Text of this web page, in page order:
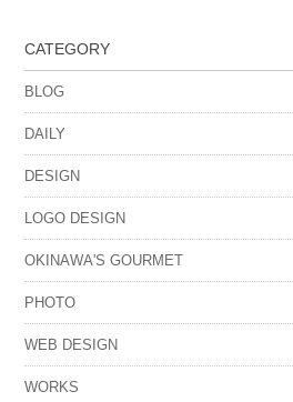
CATEGORY
BLOG
DAILY
DESIGN
LOGO DESIGN
OKINAWA'S GOURMET
PHOTO
WEB DESIGN
WORKS